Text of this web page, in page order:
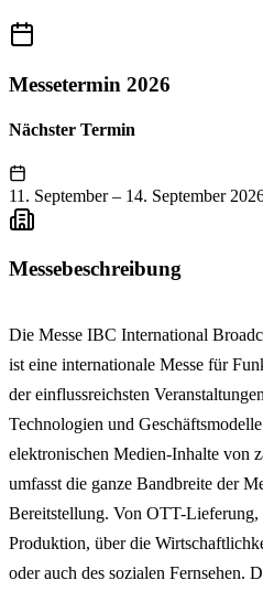
Messetermin 2026
Nächster Termin
11. September – 14. September
Messebeschreibung
Die Messe IBC International
ist eine internationale Messe für
der einflussreichsten
Technologien und
elektronischen Medien-Inhalte von
umfasst die ganze Bandbreite der
Bereitstellung. Von OTT-
Produktion, über die
oder auch des sozialen Fernsehen.